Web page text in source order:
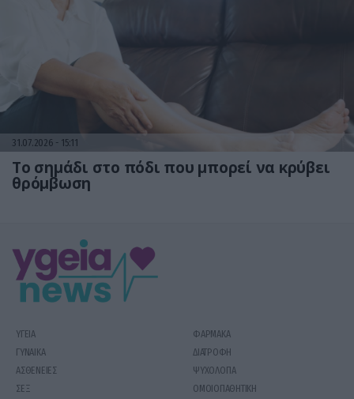
31.07.2026 15:11
Το σημάδι στο πόδι που μπορεί να κρύβει
θρόμβωση
ΥΓΕΙΑ
ΦΑΡΜΑΚΑ
ΓΥΝΑΙΚΑ
ΔΙΑΤΡΟΦΗ
ΑΣΘΕΝΕΙΕΣ
ΨΥΧΟΛΟΓΙΑ
ΣΕΞ
ΟΜΟΙΟΠΑΘΗΤΙΚΗ